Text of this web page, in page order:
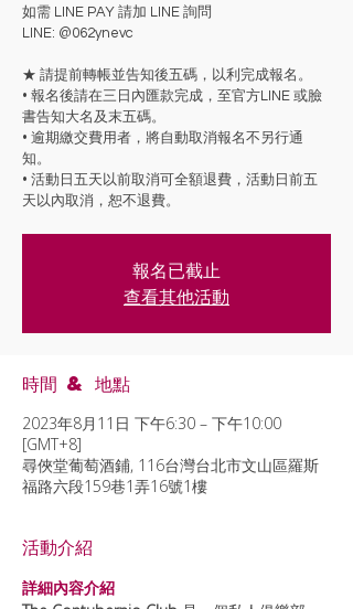
如需 LINE PAY 請加 LINE 詢問
LINE: @062ynevc
★ 請提前轉帳並告知後五碼，以利完成報名。
• 報名後請在三日內匯款完成，至官方LINE 或臉
書告知大名及末五碼。
• 逾期繳交費用者，將自動取消報名不另行通
知。
• 活動日五天以前取消可全額退費，活動日前五
天以內取消，恕不退費。
報名已截止
查看其他活動
時間 & 地點
2023年8月11日 下午6:30 – 下午10:00
[GMT+8]
尋俠堂葡萄酒鋪, 116台灣台北市文山區羅斯
福路六段159巷1弄16號1樓
活動介紹
詳細內容介紹